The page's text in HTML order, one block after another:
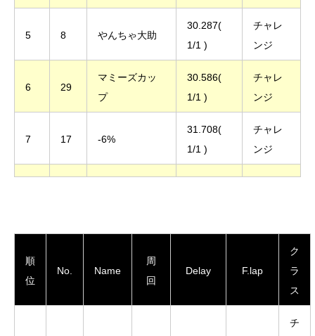
5 8 やんちゃ大助
30.287(
1/1 )
チャレ
ンジ
6 29
マミーズカッ
プ
30.586(
1/1 )
チャレ
ンジ
7 17 -6%
31.708(
1/1 )
チャレ
ンジ
順
位
No. Name
周
回
Delay F.lap
ク
ラ
ス
チ